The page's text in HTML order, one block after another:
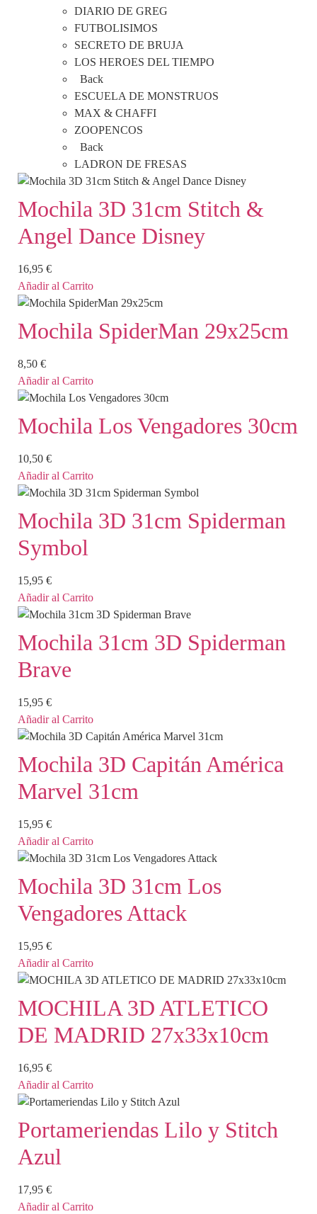
DIARIO DE GREG
FUTBOLISIMOS
SECRETO DE BRUJA
LOS HEROES DEL TIEMPO
Back
ESCUELA DE MONSTRUOS
MAX & CHAFFI
ZOOPENCOS
Back
LADRON DE FRESAS
Mochila 3D 31cm Stitch &
Angel Dance Disney
16,95 €
Añadir al Carrito
Mochila SpiderMan 29x25cm
8,50 €
Añadir al Carrito
Mochila Los Vengadores 30cm
10,50 €
Añadir al Carrito
Mochila 3D 31cm Spiderman
Symbol
15,95 €
Añadir al Carrito
Mochila 31cm 3D Spiderman
Brave
15,95 €
Añadir al Carrito
Mochila 3D Capitán América
Marvel 31cm
15,95 €
Añadir al Carrito
Mochila 3D 31cm Los
Vengadores Attack
15,95 €
Añadir al Carrito
MOCHILA 3D ATLETICO
DE MADRID 27x33x10cm
16,95 €
Añadir al Carrito
Portameriendas Lilo y Stitch
Azul
17,95 €
Añadir al Carrito